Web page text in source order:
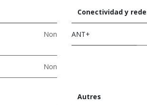
Non
Non
Conectividad y
ANT+
Autres